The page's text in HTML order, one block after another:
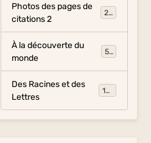
Photos des pages de
citations 2
281
À la découverte du
monde
54
Des Racines et des
Lettres
134